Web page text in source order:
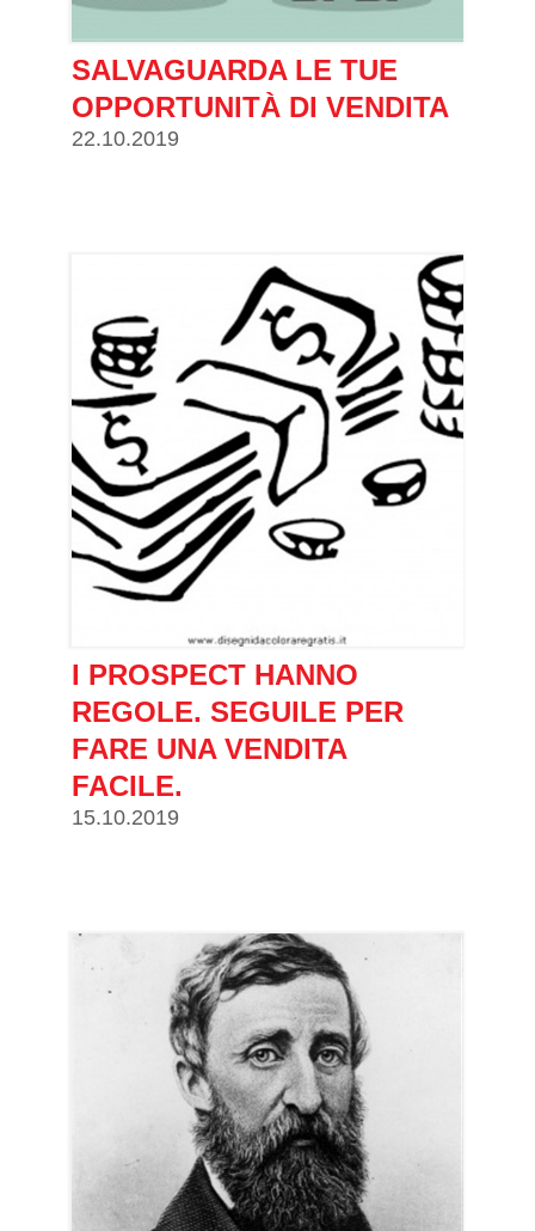
SALVAGUARDA LE TUE
OPPORTUNITÀ DI VENDITA
22.10.2019
I PROSPECT HANNO
REGOLE. SEGUILE PER
FARE UNA VENDITA
FACILE.
15.10.2019